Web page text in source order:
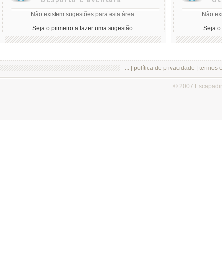
Não existem sugestões para esta área.
Seja o primeiro a fazer uma sugestão.
Não
Seja o
.:: | política de privacidade termos
© 2007